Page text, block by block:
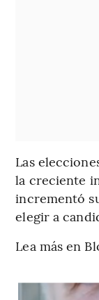
Las
la creciente
incrementó
elegir a
Lea más en